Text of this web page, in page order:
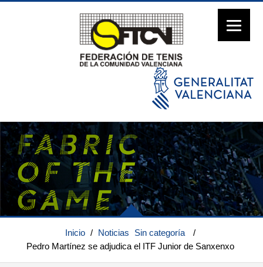
Inicio / Noticias Sin categoría
/
Pedro Martínez se adjudica el ITF Junior de Sanxenxo